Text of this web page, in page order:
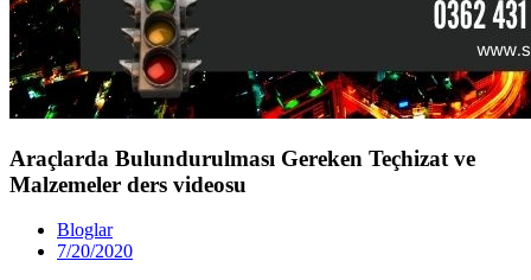
Araçlarda Bulundurulması Gereken Teçhizat ve
Malzemeler ders videosu
Bloglar
7/20/2020